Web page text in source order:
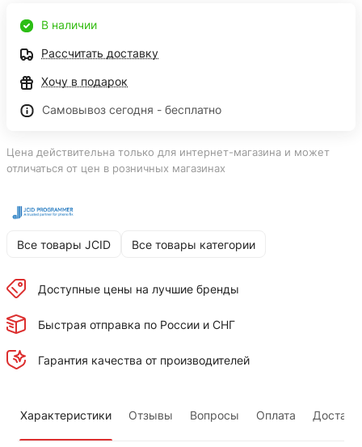
В наличии
Рассчитать доставку
Хочу в подарок
Самовывоз сегодня - бесплатно
Цена действительна только для интернет-магазина и может
отличаться от цен в розничных магазинах
Все товары JCID Все товары категории
Доступные цены на лучшие бренды
Быстрая отправка по России и СНГ
Гарантия качества от производителей
Характеристики Отзывы Вопросы Оплата